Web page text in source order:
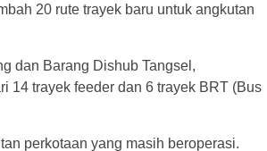
20 rute trayek baru untuk angkutan
dan Barang Dishub Tangsel,
14 trayek feeder dan 6 trayek BRT (Bus
perkotaan yang masih beroperasi.